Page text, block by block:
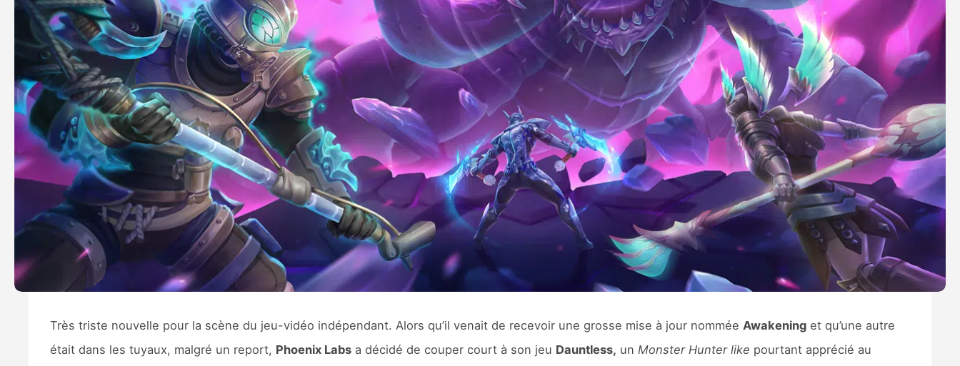
Très triste nouvelle pour la scène du jeu-vidéo indépendant. Alors qu’il venait de recevoir une grosse mise à jour nommée Awakeninget qu’une autre
était dans les tuyaux, malgré un report, Phoenix Labsa décidé de couper court à son jeu Dauntless, un Monster Hunter like pourtant apprécié au